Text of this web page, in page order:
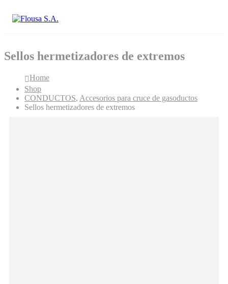
Sellos hermetizadores de extremos
Home
Shop
CONDUCTOS, Accesorios para cruce de gasoductos
Sellos hermetizadores de extremos